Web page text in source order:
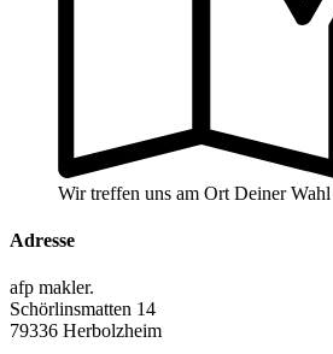
Wir treffen uns am Ort Deiner Wahl
Adresse
afp makler.
Schörlinsmatten 14
79336 Herbolzheim